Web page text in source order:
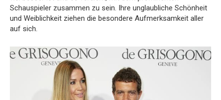
Schauspieler zusammen zu sein. Ihre unglaubliche Schönheit
und Weiblichkeit ziehen die besondere Aufmerksamkeit aller
auf sich.